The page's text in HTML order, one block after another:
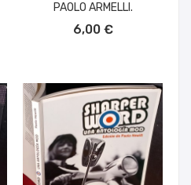
PAOLO ARMELLI.
6,00 €